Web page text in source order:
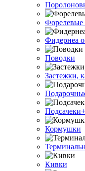
Форелевые
Фидернеа
Поводки
Застежки,
Кормушки
Кивки